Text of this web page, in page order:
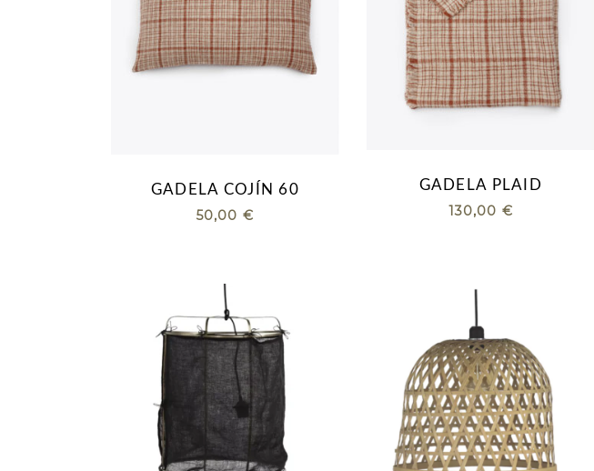
GADELA COJÍN 60
50,00 €
GADELA PLAID
130,00 €